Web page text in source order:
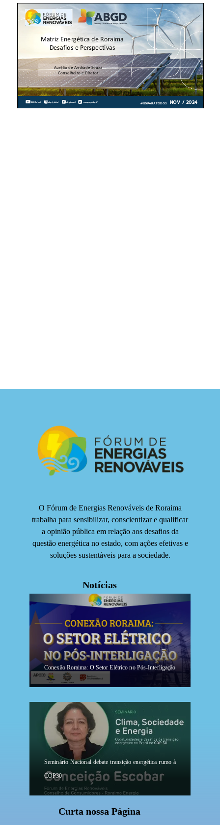
O Fórum de Energias Renováveis de Roraima
trabalha para sensibilizar, conscientizar e qualificar
a opinião pública em relação aos desafios da
questão energética no estado, com ações efetivas e
soluções sustentáveis para a sociedade.
Notícias
Conexão Roraima: O Setor Elétrico no Pós-Interligação
Seminário Nacional debate transição energética rumo à
COP30
Curta nossa Página